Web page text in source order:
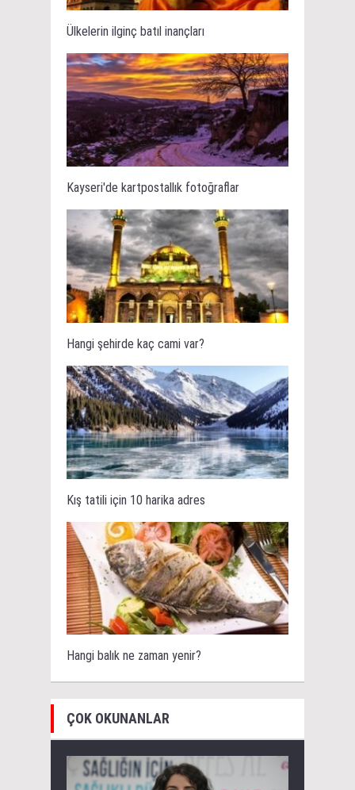
Ülkelerin ilginç batıl inançları
Kayseri'de kartpostallık fotoğraflar
Hangi şehirde kaç cami var?
Kış tatili için 10 harika adres
Hangi balık ne zaman yenir?
ÇOK OKUNANLAR